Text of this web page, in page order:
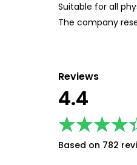
Suitable for all
The company
Reviews
4.4
Based on 782